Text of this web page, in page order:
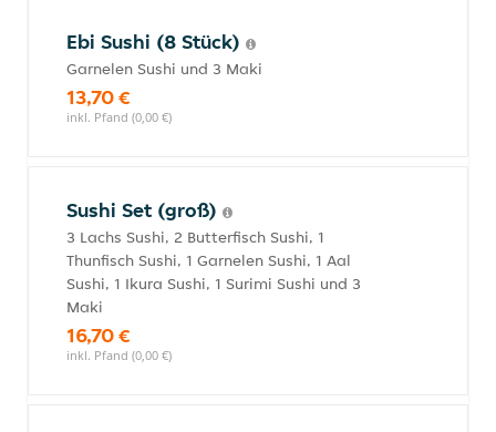
Ebi Sushi (8 Stück)
Garnelen Sushi und 3 Maki
13,70 €
inkl. Pfand (0,00 €)
Sushi Set (groß)
3 Lachs Sushi, 2 Butterfisch Sushi, 1
Thunfisch Sushi, 1 Garnelen Sushi, 1 Aal
Sushi, 1 Ikura Sushi, 1 Surimi Sushi und 3
Maki
16,70 €
inkl. Pfand (0,00 €)